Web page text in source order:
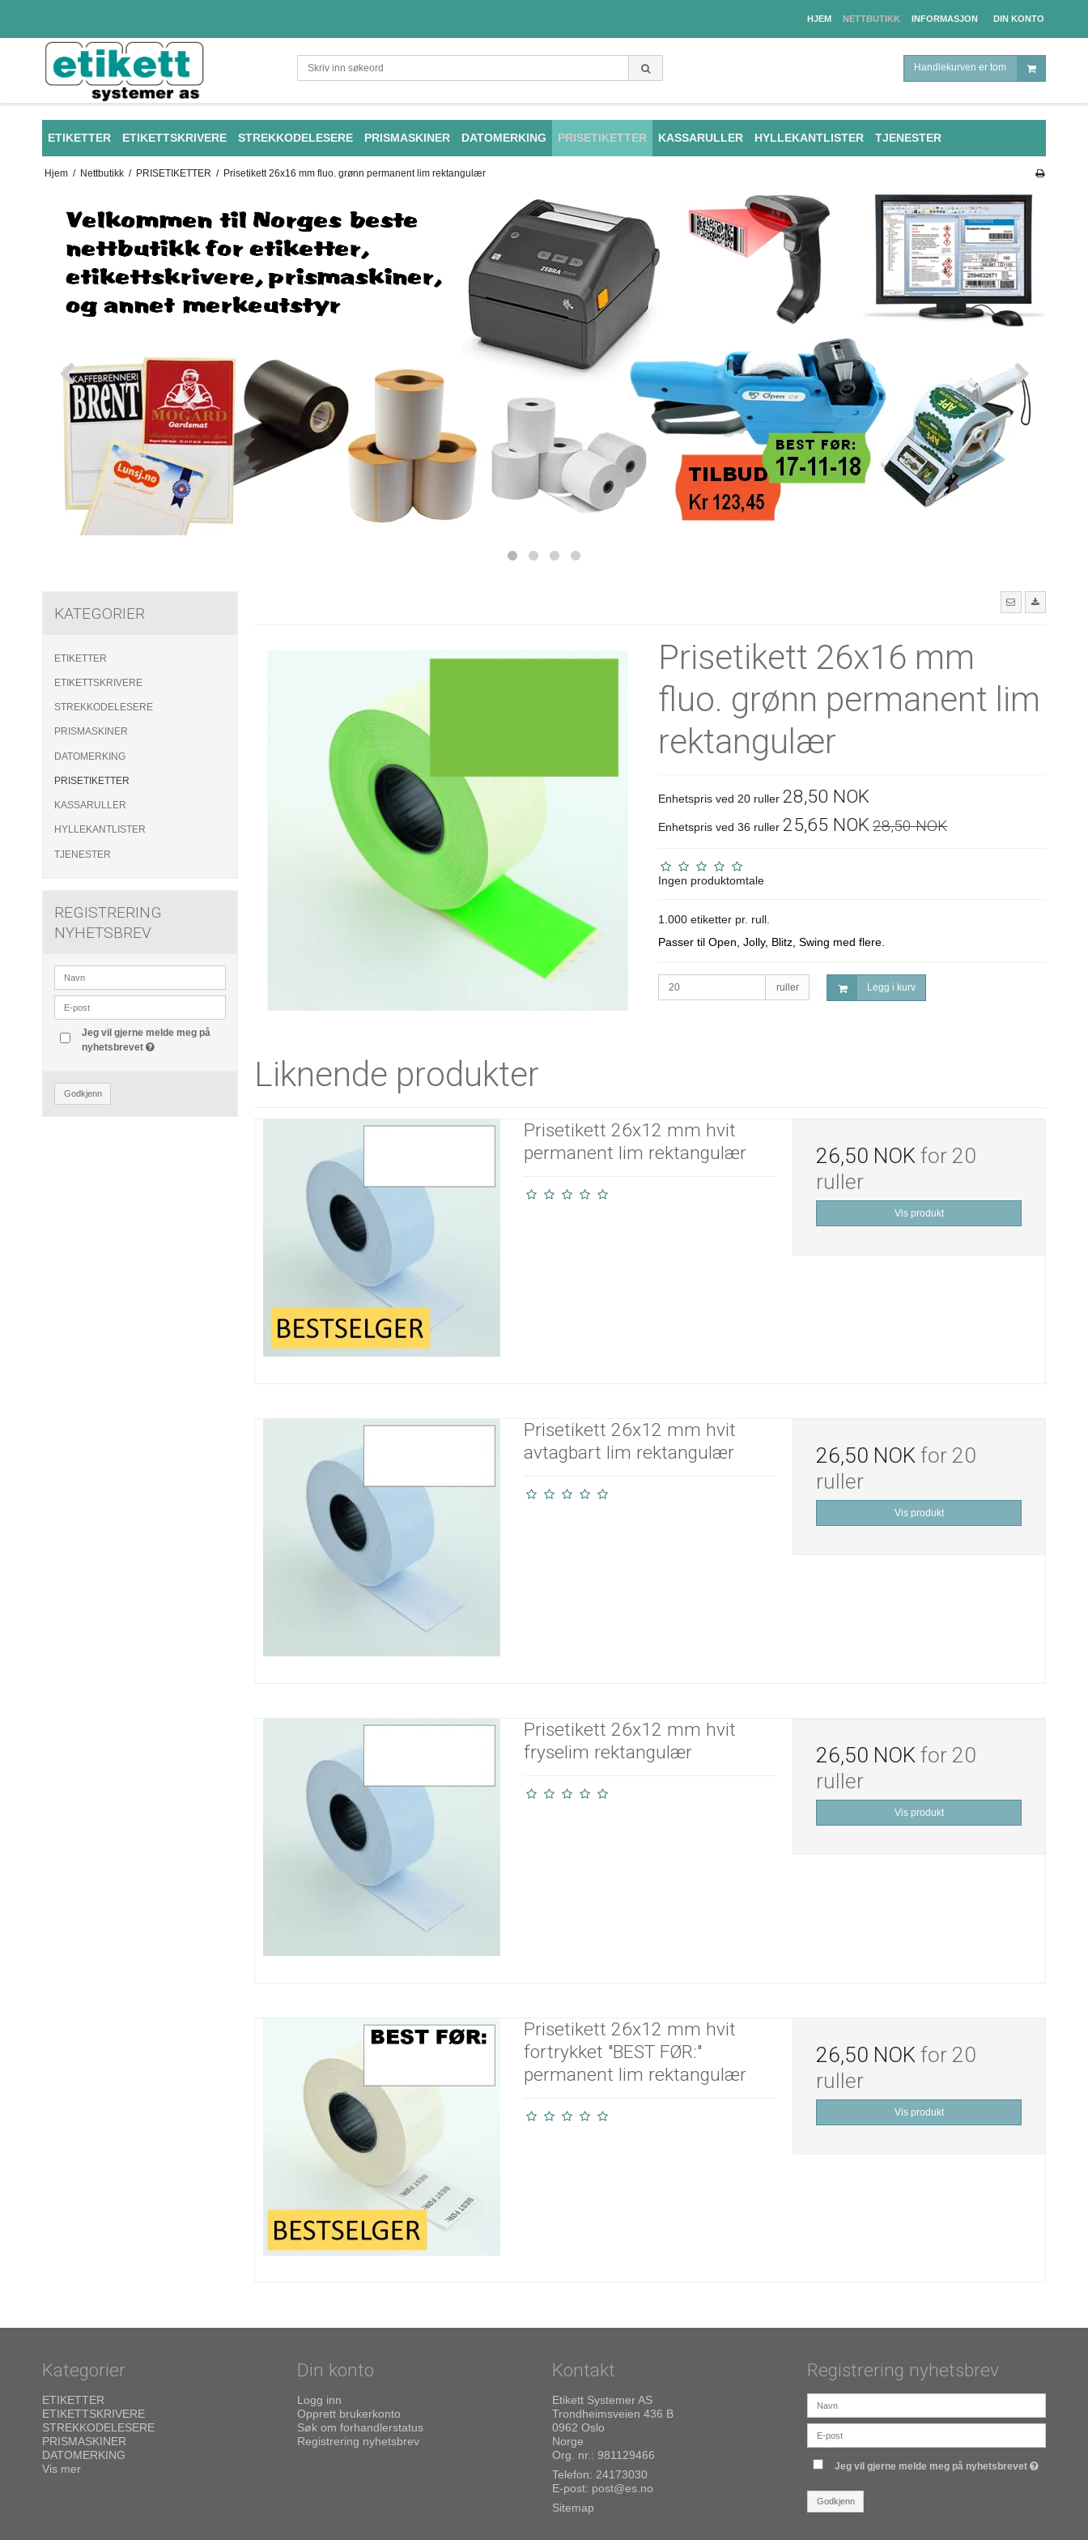
HJEM NETTBUTIKK INFORMASJON DIN KONTO
Handlekurven er tom
ETIKETTER ETIKETTSKRIVERE STREKKODELESERE PRISMASKINER DATOMERKING PRISETIKETTER KASSARULLER HYLLEKANTLISTER TJENESTER
Hjem / Nettbutikk / PRISETIKETTER / Prisetikett 26x16 mm fluo. grønn permanent lim rektangulær
KATEGORIER
ETIKETTER
ETIKETTSKRIVERE
STREKKODELESERE
PRISMASKINER
DATOMERKING
PRISETIKETTER
KASSARULLER
HYLLEKANTLISTER
TJENESTER
REGISTRERING
NYHETSBREV
Jeg vil gjerne melde meg på
nyhetsbrevet
Godkjenn
Prisetikett 26x16 mm
fluo. grønn permanent lim
rektangulær
Enhetspris ved 20 ruller 28,50 NOK
Enhetspris ved 36 ruller 25,65 NOK28,50 NOK
Ingen produktomtale
1.000 etiketter pr. rull.
Passer til Open, Jolly, Blitz, Swing med flere.
ruller Legg i kurv
Liknende produkter
Prisetikett 26x12 mm hvit
permanent lim rektangulær
26,50 NOK for 20
ruller
Vis produkt
Prisetikett 26x12 mm hvit
avtagbart lim rektangulær
26,50 NOK for 20
ruller
Vis produkt
Prisetikett 26x12 mm hvit
fryselim rektangulær
26,50 NOK for 20
ruller
Vis produkt
Prisetikett 26x12 mm hvit
fortrykket "BEST FØR:"
permanent lim rektangulær
26,50 NOK for 20
ruller
Vis produkt
Kategorier
ETIKETTER
ETIKETTSKRIVERE
STREKKODELESERE
PRISMASKINER
DATOMERKING
Vis mer
Din konto
Logg inn
Opprett brukerkonto
Søk om forhandlerstatus
Registrering nyhetsbrev
Kontakt
Etikett Systemer AS
Trondheimsveien 436 B
0962 Oslo
Norge
Org. nr.: 981129466
Telefon: 24173030
E-post: post@es.no
Sitemap
Registrering nyhetsbrev
Jeg vil gjerne melde meg på nyhetsbrevet
Godkjenn